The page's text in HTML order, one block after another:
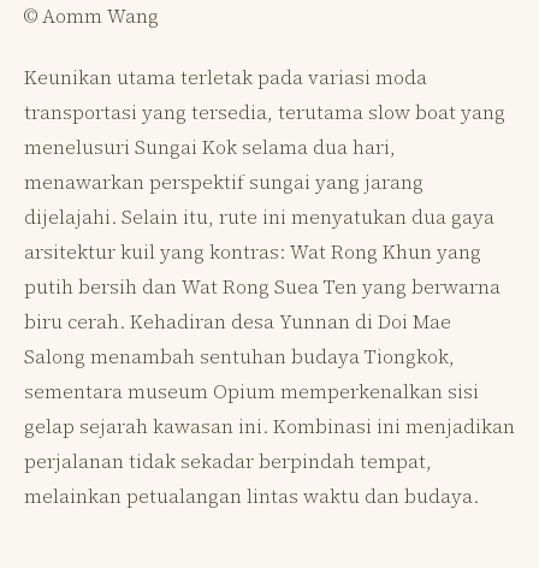
© Aomm Wang
Keunikan utama terletak pada variasi moda
transportasi yang tersedia, terutama slow boat yang
menelusuri Sungai Kok selama dua hari,
menawarkan perspektif sungai yang jarang
dijelajahi. Selain itu, rute ini menyatukan dua gaya
arsitektur kuil yang kontras: Wat Rong Khun yang
putih bersih dan Wat Rong Suea Ten yang berwarna
biru cerah. Kehadiran desa Yunnan di Doi Mae
Salong menambah sentuhan budaya Tiongkok,
sementara museum Opium memperkenalkan sisi
gelap sejarah kawasan ini. Kombinasi ini menjadikan
perjalanan tidak sekadar berpindah tempat,
melainkan petualangan lintas waktu dan budaya.